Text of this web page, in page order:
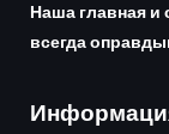
Наша главная и
всегда